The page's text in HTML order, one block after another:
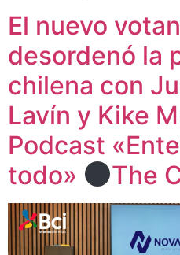
El nuevo
desordenó la
chilena con
Lavín y Kike
Podcast
todo»
The